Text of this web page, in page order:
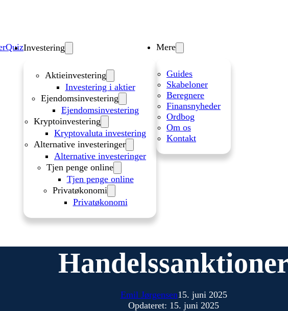
QuizInvestering
Aktieinvestering
Investering i aktier
Ejendomsinvestering
Ejendomsinvestering
Kryptoinvestering
Kryptovaluta investering
Alternative investeringer
Alternative investeringer
Tjen penge online
Tjen penge online
Privatøkonomi
Privatøkonomi
Mere
Guides
Skabeloner
Beregnere
Finansnyheder
Ordbog
Om os
Kontakt
Emil Jørgensen15. juni 2025
Opdateret: 15. juni 2025